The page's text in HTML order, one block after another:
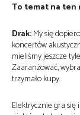
To temat na ten
Drak:My się
koncertów
mieliśmy jeszcze
Zaaranżować,
trzymało kupy.
Elektrycznie gra się